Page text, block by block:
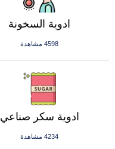
ادوية السخونة
4598 مشاهدة
ادوية سكر صناعي
4234 مشاهدة